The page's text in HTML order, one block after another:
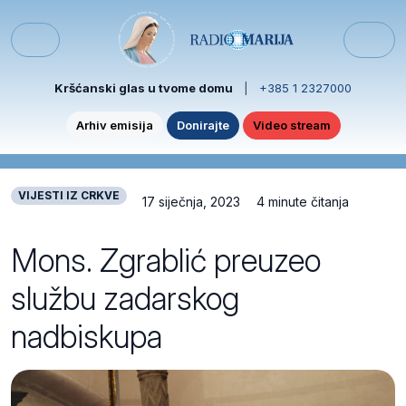
Menu
Kršćanski glas u tvome domu +385 1 2327000
Arhiv emisija Donirajte Video stream
VIJESTI IZ CRKVE 17 siječnja, 2023 4 minute čitanja
Mons. Zgrablić preuzeo
službu zadarskog
nadbiskupa